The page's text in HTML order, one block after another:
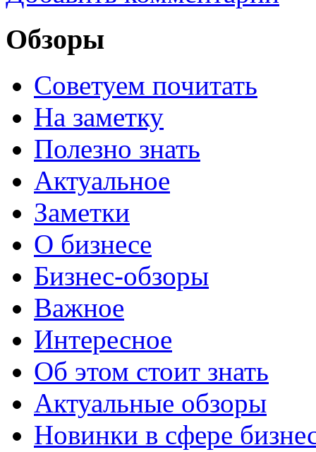
Обзоры
Советуем почитать
На заметку
Полезно знать
Актуальное
Заметки
О бизнесе
Бизнес-обзоры
Важное
Интересное
Об этом стоит знать
Актуальные обзоры
Новинки в сфере